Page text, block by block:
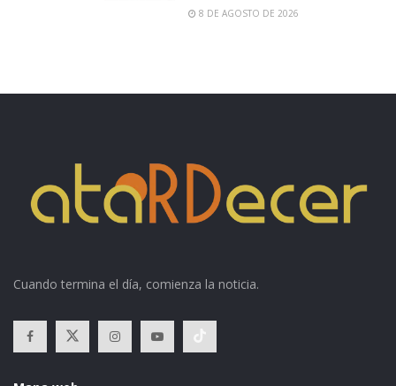
8 DE AGOSTO DE 2026
Cuando termina el día, comienza la noticia.